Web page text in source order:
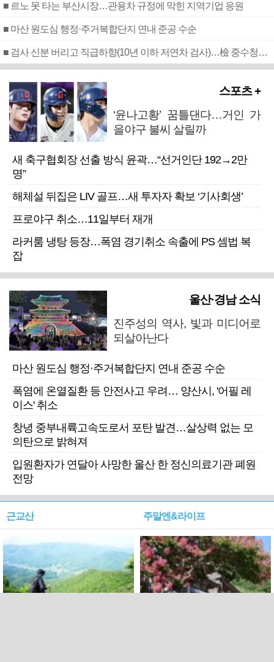
■ 르노 못 타는 부산시장…관용차 규정에 막힌 지역기업 응원
■ 마산 원도심 행정·주거복합단지 연내 준공 수순
■ 검사 신분 버리고 직급하향(10년 이하 저연차 검사)…檢 중수청행 기피
스포츠 +
‘윤나고황’ 꿈틀댄다…거인 가
을야구 불씨 살릴까
새 축구협회장 선출 방식 윤곽…“선거인단 192→2만
명”
해체설 뒤집은 LIV 골프…새 투자자 확보 ‘기사회생’
프로야구 취소…11일부터 재개
라커룸 냉탕 등장…폭염 경기취소 속출에 PS 셈법 복
잡
울산·경남 소식
진주성의 역사, 빛과 미디어로
되살아난다
마산 원도심 행정·주거복합단지 연내 준공 수순
폭염에 온열질환 등 안전사고 우려… 양산시, '어필 레
이스' 취소
창녕 중부내륙고속도로서 포탄 발견…살상력 없는 모
의탄으로 밝혀져
입원환자가 연달아 사망한 울산 한 정신의료기관 폐원
전망
근교산 주말엔&라이프